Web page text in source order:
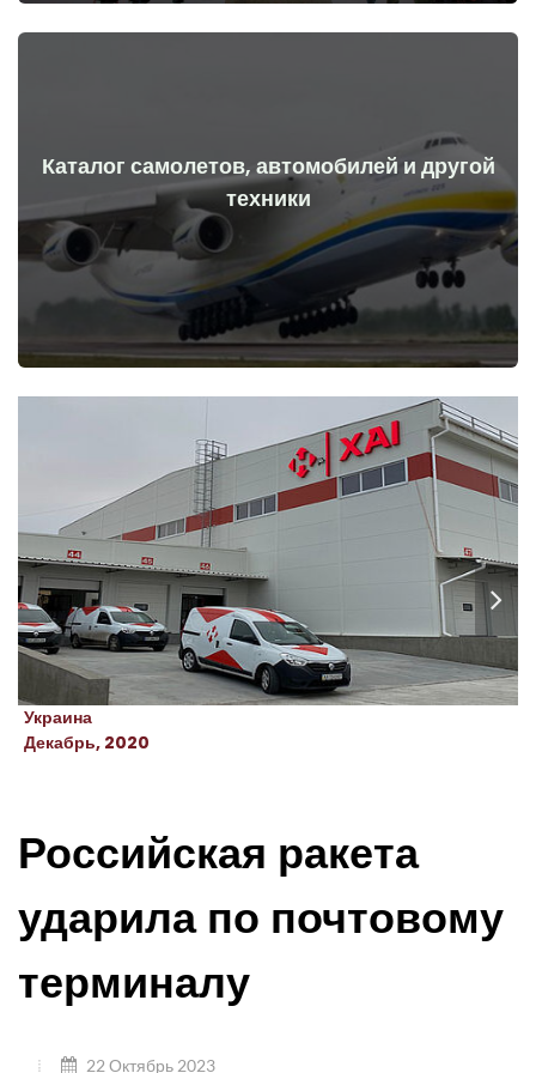
Каталог самолетов, автомобилей и другой
техники
Самолеты, машины, технические средства до и после
начала войны
Перейти
Украина
Декабрь, 2020
Российская ракета
ударила по почтовому
терминалу
22 Октябрь 2023